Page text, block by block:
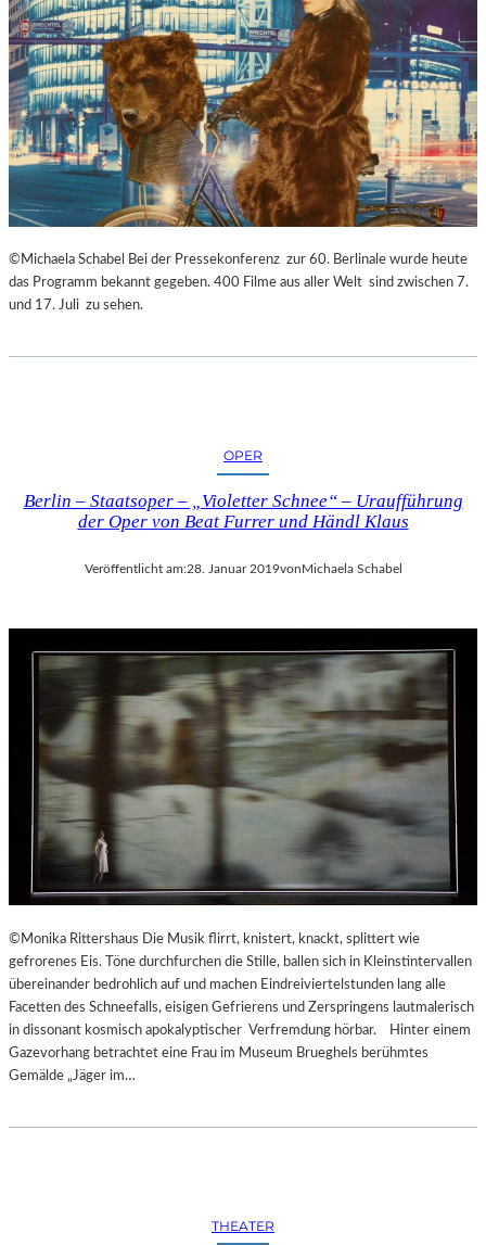
©Michaela Schabel Bei der Pressekonferenz zur 60. Berlinale wurde heute
das Programm bekannt gegeben. 400 Filme aus aller Welt sind zwischen 7.
und 17. Juli zu sehen.
OPER
Berlin – Staatsoper – „Violetter Schnee“ – Uraufführung
der Oper von Beat Furrer und Händl Klaus
Veröffentlicht am:28. Januar 2019von Michaela Schabel
©Monika Rittershaus Die Musik flirrt, knistert, knackt, splittert wie
gefrorenes Eis. Töne durchfurchen die Stille, ballen sich in Kleinstintervallen
übereinander bedrohlich auf und machen Eindreiviertelstunden lang alle
Facetten des Schneefalls, eisigen Gefrierens und Zerspringens lautmalerisch
in dissonant kosmisch apokalyptischer Verfremdung hörbar. Hinter einem
Gazevorhang betrachtet eine Frau im Museum Brueghels berühmtes
Gemälde „Jäger im…
THEATER